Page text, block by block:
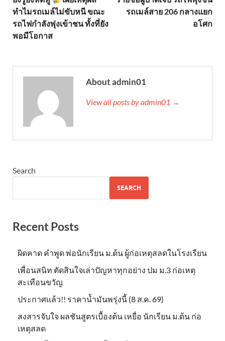
ทำไมรถเมล์ไม่ขับหนี ขณะ
รถไฟกำลังพุ่งเข้าชน ทั้งที่ยัง
พอมีโอกาส
รถเมล์สาย 206 กลางแยก
อโศก
About admin01
View all posts by admin01 →
Search
SEARCH
Recent Posts
ผิดคาด คำพูด พ่อนักเรียน ม.ต้น ผู้ก่อเหตุสลดในโรงเรียน
เพื่อนสนิท ตัดสินใจเล่าปัญหาทุกอย่าง ปม ม.3 ก่อเหตุ
สะเทือนขวัญ
ประกาศแล้ว!! ราคาน้ำมันพรุ่งนี้ (8 ส.ค. 69)
สงสารจับใจ ผลชันสูตรเบื้องต้น เหยื่อ นักเรียน ม.ต้น ก่อ
เหตุสลด